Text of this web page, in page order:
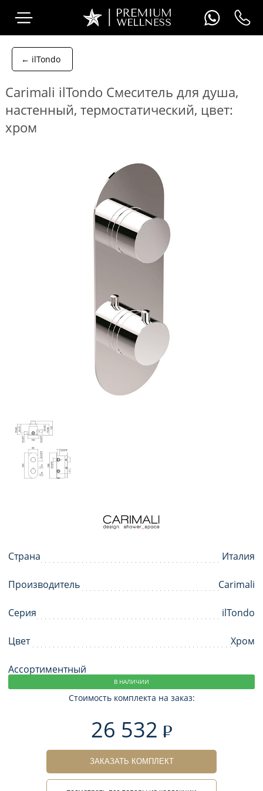
← ilTondo
Carimali ilTondo Смеситель для душа,
настенный, термостатический, цвет:
хром
Страна Италия
Производитель Carimali
Серия ilTondo
Цвет Хром
Ассортиментный
В НАЛИЧИИ
Стоимость комплекта на заказ:
26 532
ЗАКАЗАТЬ КОМПЛЕКТ